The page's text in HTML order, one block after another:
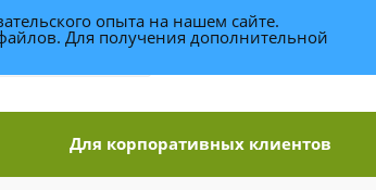
+7 (989) 95-14-014
Для корпоративных клиентов
опыта на нашем сайте.
Для получения дополнительной